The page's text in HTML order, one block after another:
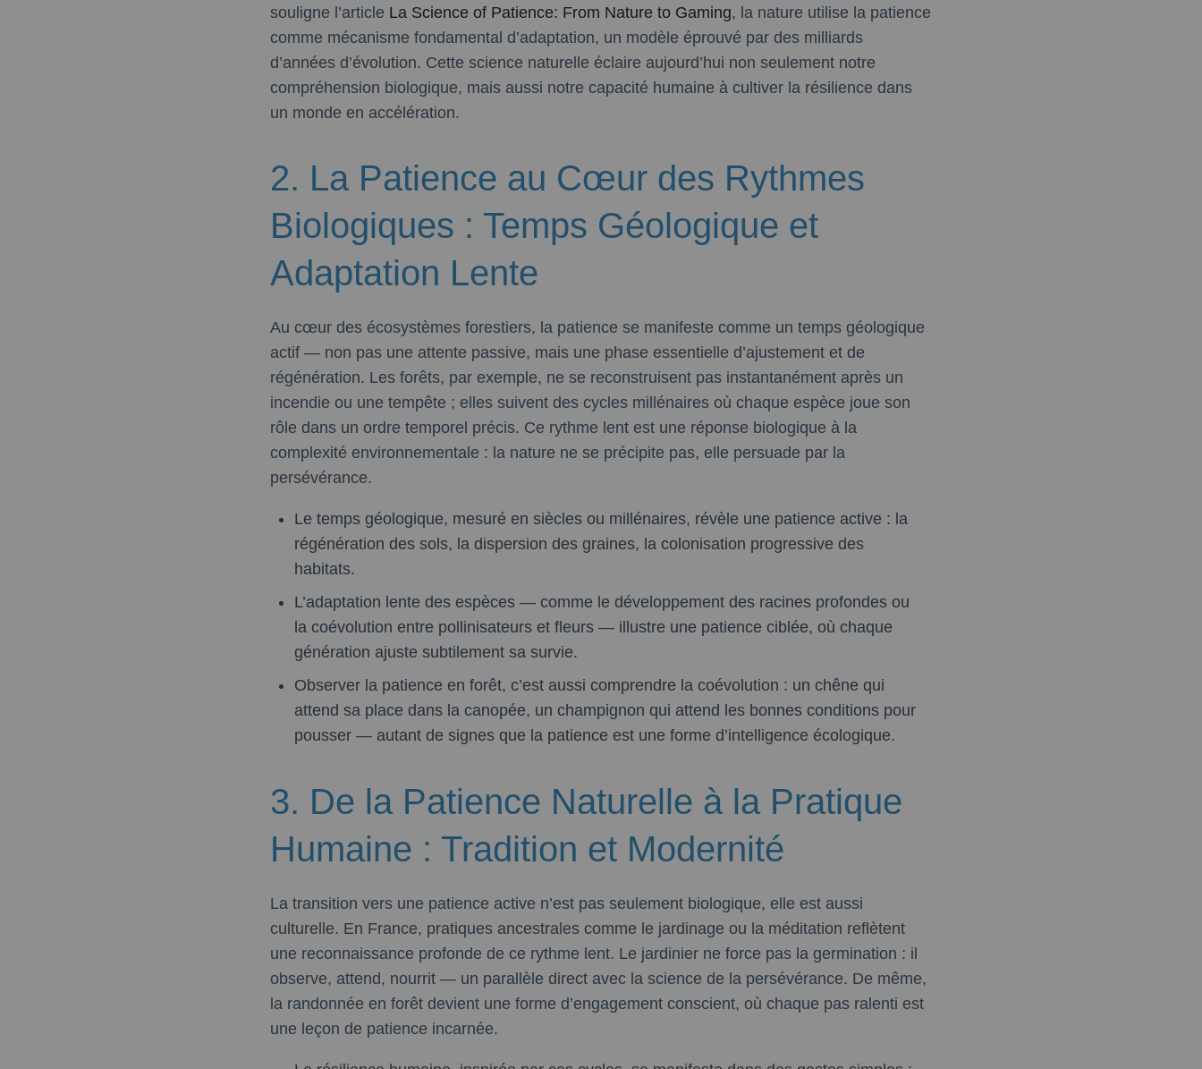
souligne l’article La Science of Patience: From Nature to Gaming, la nature utilise la patience
comme mécanisme fondamental d’adaptation, un modèle éprouvé par des milliards
d’années d’évolution. Cette science naturelle éclaire aujourd’hui non seulement notre
compréhension biologique, mais aussi notre capacité humaine à cultiver la résilience dans
un monde en accélération.
2. La Patience au Cœur des Rythmes
Biologiques : Temps Géologique et
Adaptation Lente
Au cœur des écosystèmes forestiers, la patience se manifeste comme un temps géologique
actif — non pas une attente passive, mais une phase essentielle d’ajustement et de
régénération. Les forêts, par exemple, ne se reconstruisent pas instantanément après un
incendie ou une tempête ; elles suivent des cycles millénaires où chaque espèce joue son
rôle dans un ordre temporel précis. Ce rythme lent est une réponse biologique à la
complexité environnementale : la nature ne se précipite pas, elle persuade par la
persévérance.
Le temps géologique, mesuré en siècles ou millénaires, révèle une patience active : la
régénération des sols, la dispersion des graines, la colonisation progressive des
habitats.
L’adaptation lente des espèces — comme le développement des racines profondes ou
la coévolution entre pollinisateurs et fleurs — illustre une patience ciblée, où chaque
génération ajuste subtilement sa survie.
Observer la patience en forêt, c’est aussi comprendre la coévolution : un chêne qui
attend sa place dans la canopée, un champignon qui attend les bonnes conditions pour
pousser — autant de signes que la patience est une forme d’intelligence écologique.
3. De la Patience Naturelle à la Pratique
Humaine : Tradition et Modernité
La transition vers une patience active n’est pas seulement biologique, elle est aussi
culturelle. En France, pratiques ancestrales comme le jardinage ou la méditation reflètent
une reconnaissance profonde de ce rythme lent. Le jardinier ne force pas la germination : il
observe, attend, nourrit — un parallèle direct avec la science de la persévérance. De même,
la randonnée en forêt devient une forme d’engagement conscient, où chaque pas ralenti est
une leçon de patience incarnée.